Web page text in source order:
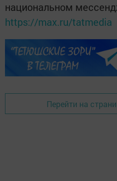
национальном
https://max.ru/tatmedia
Перейти на